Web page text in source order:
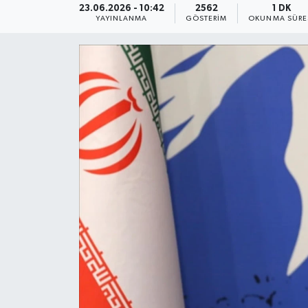
23.06.2026 - 10:42
YAYINLANMA
2562
GÖSTERIM
1 DK
OKUNMA
KEMERBURGAZ
KÜLTÜR - SANAT
MAGAZİN
ÖZEL HABER
TEKNOLOJİ
TİCARET